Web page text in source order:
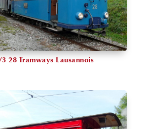
28 Tramways Lausannois